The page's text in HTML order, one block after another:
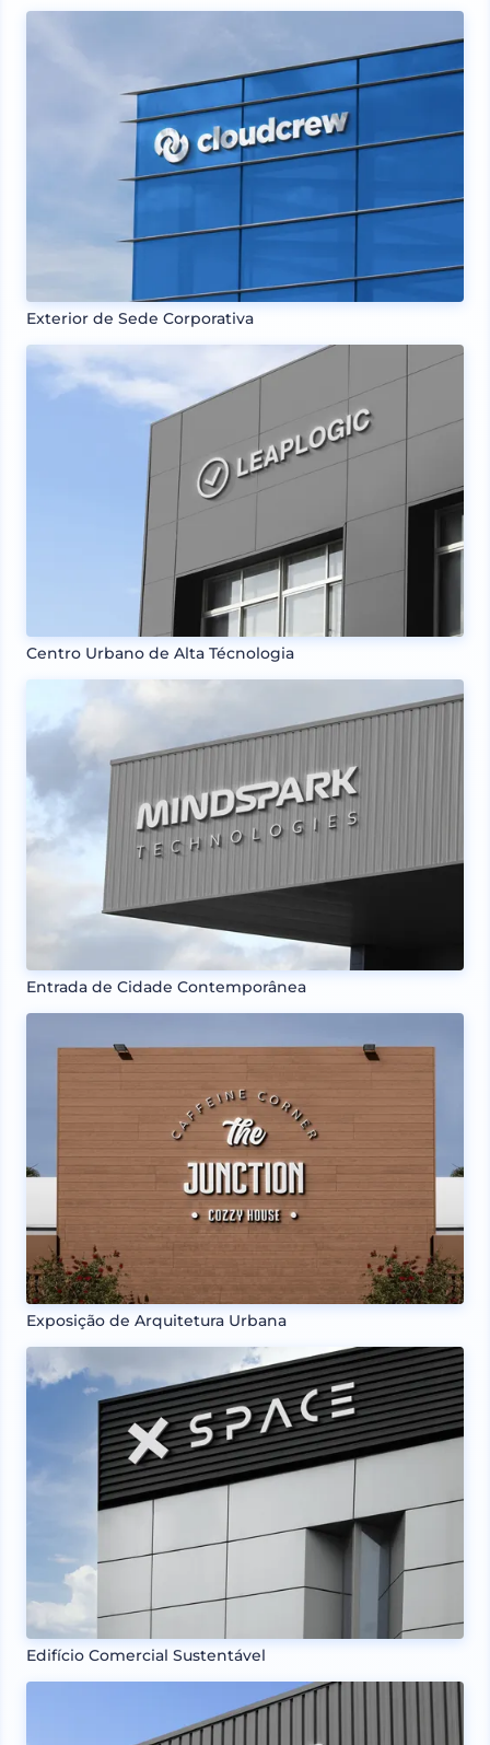
Exterior de Sede Corporativa
Centro Urbano de Alta Técnologia
Entrada de Cidade Contemporânea
Exposição de Arquitetura Urbana
Edifício Comercial Sustentável